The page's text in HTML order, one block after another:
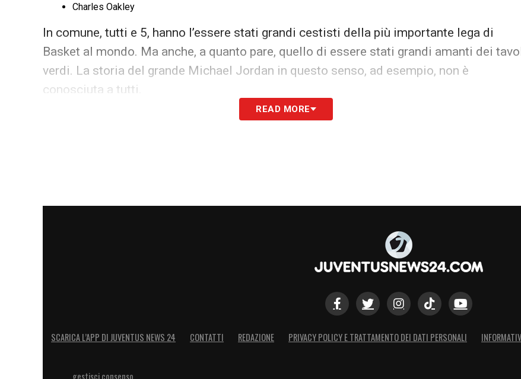
Charles Oakley
In comune, tutti e 5, hanno l’essere stati grandi cestisti della più importante lega di
Basket al mondo. Ma anche, a quanto pare, quello di essere stati grandi amanti dei
verdi. La storia del grande Michael Jordan in questo senso, ad esempio, non è
conosciuta a tutti.
ama mostrare la sua competitività anche mentre gioca nei casinò, generalmente ad
dello sport sul campo da golf per scommesse e tiro alti. La sua perdita più significativa
Si tratta di una somma che manderebbe sul lastrico tantissimi, ma non il grande
campione. Il suo patrimonio netto, infatti, è stato stimato quest’anno da Forbes in 1,8
READ MORE
SCARICA L’APP DI JUVENTUS NEWS 24 CONTATTI REDAZIONE PRIVACY POLICY E TRATTAMENTO DEI DATI PERSONALI
gestisci consenso